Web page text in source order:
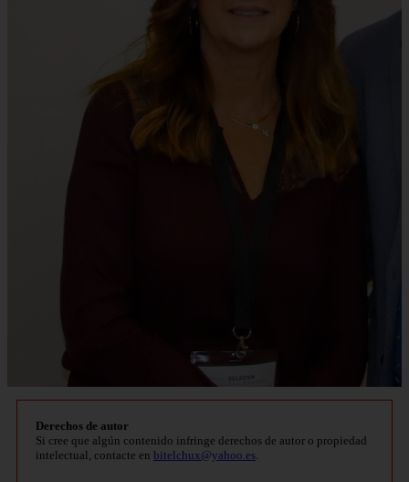
Derechos de autor
Si cree que algún contenido infringe derechos de autor o propiedad
intelectual, contacte en bitelchux@yahoo.es